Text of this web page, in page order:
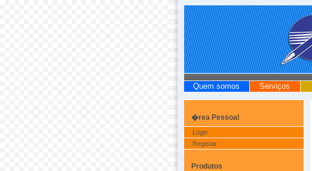
Quem somos Serviços
�rea Pessoal
Login
Registar
Produtos